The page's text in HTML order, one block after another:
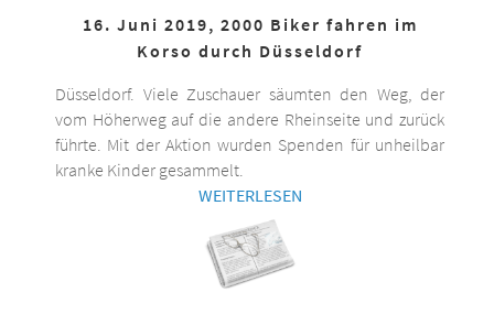
16. Juni 2019, 2000 Biker fahren im
Korso durch Düsseldorf
Düsseldorf. Viele Zuschauer säumten den Weg, der
vom Höherweg auf die andere Rheinseite und zurück
führte. Mit der Aktion wurden Spenden für unheilbar
kranke Kinder gesammelt.
WEITERLESEN